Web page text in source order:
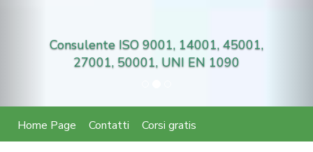
Consulente ISO 9001, 14001, 45001,
27001, 50001, UNI EN 1090
Home Page Contatti Corsi gratis